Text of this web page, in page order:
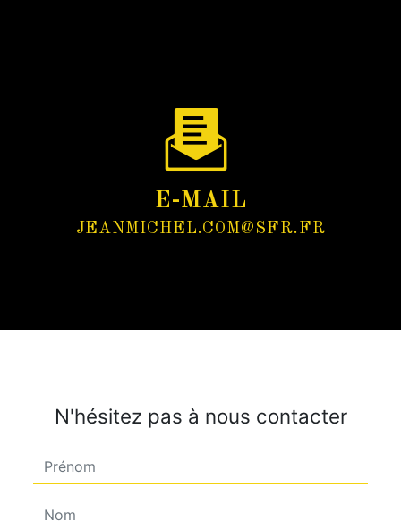
E-MAIL
JEANMICHEL.COM@SFR.FR
N'hésitez pas à nous contacter